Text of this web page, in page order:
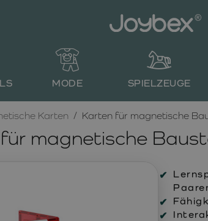
MODE SPIELZEUGE
magnetische
Karten Karten für magnetische